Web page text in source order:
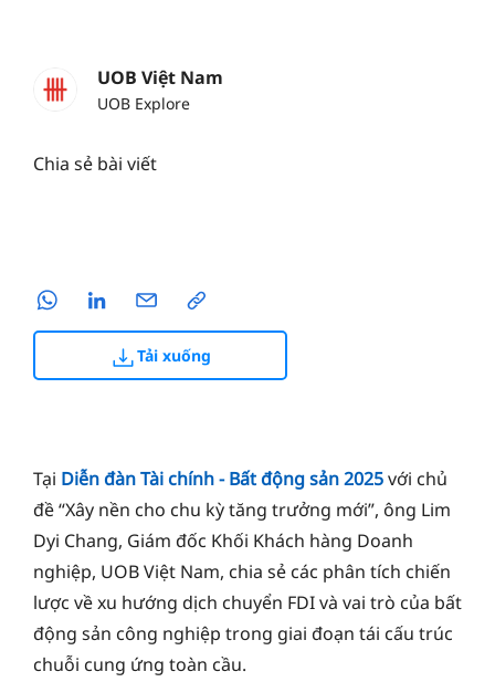
UOB Việt Nam
UOB Explore
Chia sẻ bài viết
Tải xuống
Tại Diễn đàn Tài chính - Bất động sản 2025với chủ
đề “Xây nền cho chu kỳ tăng trưởng mới”, ông Lim
Dyi Chang, Giám đốc Khối Khách hàng Doanh
nghiệp, UOB Việt Nam, chia sẻ các phân tích chiến
lược về xu hướng dịch chuyển FDI và vai trò của bất
động sản công nghiệp trong giai đoạn tái cấu trúc
chuỗi cung ứng toàn cầu.